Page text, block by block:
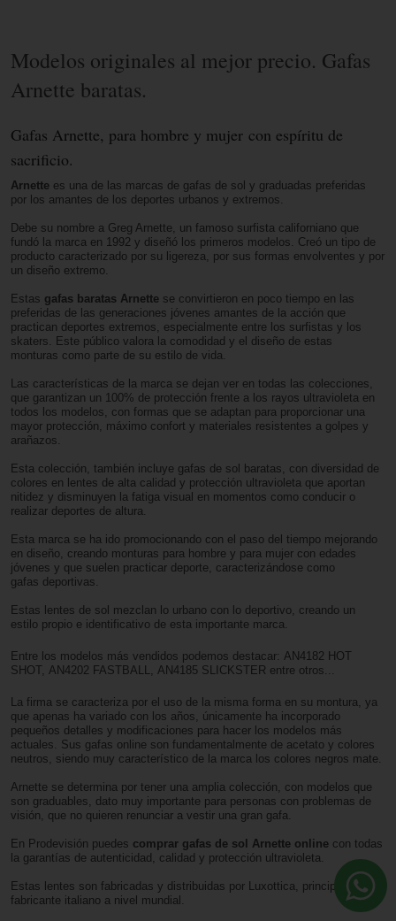
Modelos originales al mejor precio. Gafas
Arnette baratas.
Gafas Arnette, para hombre y mujer con espíritu de
sacrificio.
Arnette es una de las marcas de gafas de sol y graduadas preferidas
por los amantes de los deportes urbanos y extremos.
Debe su nombre a Greg Arnette, un famoso surfista californiano que
fundó la marca en 1992 y diseñó los primeros modelos. Creó un tipo de
producto caracterizado por su ligereza, por sus formas envolventes y por
un diseño extremo.
Estas gafas baratas Arnette se convirtieron en poco tiempo en las
preferidas de las generaciones jóvenes amantes de la acción que
practican deportes extremos, especialmente entre los surfistas y los
skaters. Este público valora la comodidad y el diseño de estas
monturas como parte de su estilo de vida.
Las características de la marca se dejan ver en todas las colecciones,
que garantizan un 100% de protección frente a los rayos ultravioleta en
todos los modelos, con formas que se adaptan para proporcionar una
mayor protección, máximo confort y materiales resistentes a golpes y
arañazos.
Esta colección, también incluye gafas de sol baratas, con diversidad de
colores en lentes de alta calidad y protección ultravioleta que aportan
nitidez y disminuyen la fatiga visual en momentos como conducir o
realizar deportes de altura.
Esta marca se ha ido promocionando con el paso del tiempo mejorando
en diseño, creando monturas para hombre y para mujer con edades
jóvenes y que suelen practicar deporte, caracterizándose como
gafas deportivas.
Estas lentes de sol mezclan lo urbano con lo deportivo, creando un
estilo propio e identificativo de esta importante marca.
Entre los modelos más vendidos podemos destacar: AN4182 HOT
SHOT, AN4202 FASTBALL, AN4185 SLICKSTER entre otros...
La firma se caracteriza por el uso de la misma forma en su montura, ya
que apenas ha variado con los años, únicamente ha incorporado
pequeños detalles y modificaciones para hacer los modelos más
actuales. Sus gafas online son fundamentalmente de acetato y colores
neutros, siendo muy característico de la marca los colores negros mate.
Arnette se determina por tener una amplia colección, con modelos que
son graduables, dato muy importante para personas con problemas de
visión, que no quieren renunciar a vestir una gran gafa.
En Prodevisión puedes comprar gafas de sol Arnette online con todas
la garantías de autenticidad, calidad y protección ultravioleta.
Estas lentes son fabricadas y distribuidas por Luxottica, principal
fabricante italiano a nivel mundial.